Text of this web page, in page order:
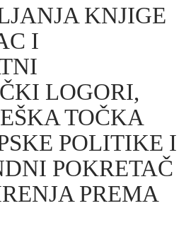
KNJIGE
I
LOGORI,
TOČKA
POLITIKE I
POKRETAČ
PREMA